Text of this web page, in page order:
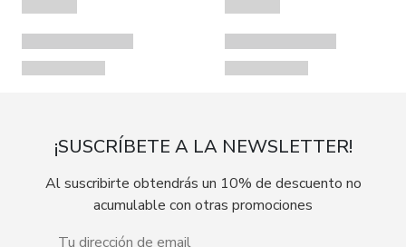
¡SUSCRÍBETE A LA NEWSLETTER!
Al suscribirte obtendrás un 10% de descuento no
acumulable con otras promociones